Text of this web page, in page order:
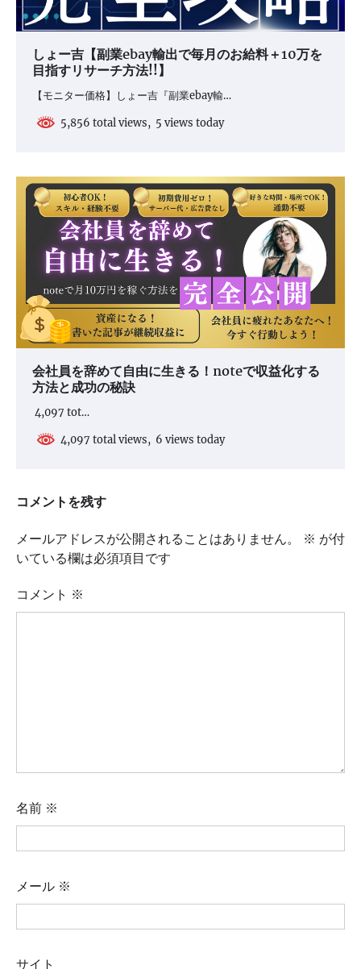
しょー吉【副業ebay輸出で毎月のお給料＋10万を
目指すリサーチ方法!!】
【モニター価格】しょー吉『副業ebay輸…
5,856 total views, 5 views today
会社員を辞めて自由に生きる！noteで収益化する
方法と成功の秘訣
4,097 tot…
4,097 total views, 6 views today
コメントを残す
メールアドレスが公開されることはありません。 ※ が付
いている欄は必須項目です
コメント ※
名前 ※
メール ※
サイト